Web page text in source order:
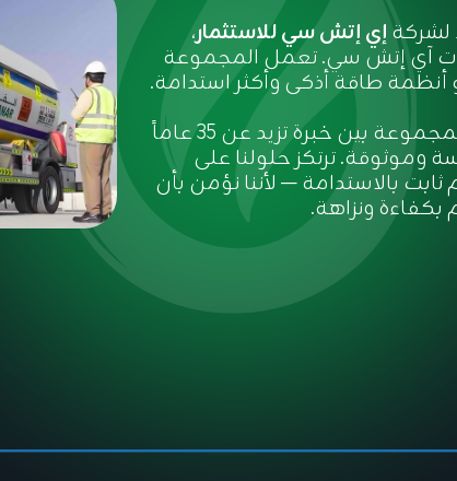
لشركةإي إتش سي للاستثمار،
آي إتش سي. تعمل المجموعة
أنظمة طاقة أذكى وأكثر استدامة.
مع حضور قوي في كل أنحاء الدولة، تجمع المجموعة بين خبرة تزيد عن 35 عاماً
وموثوقة. ترتكز حلولنا على
بالاستدامة — لأننا نؤمن بأن
ونزاهة.